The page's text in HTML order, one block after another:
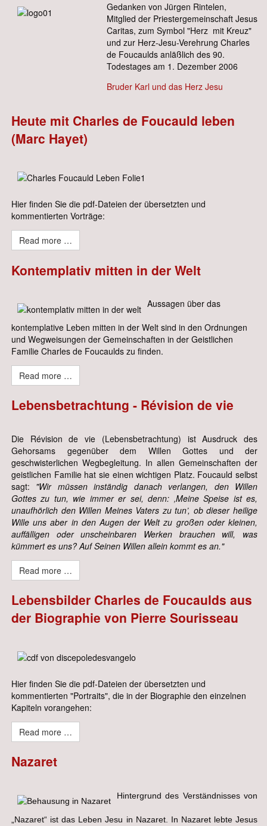
Gedanken von Jürgen Rintelen,
Mitglied der Priestergemeinschaft Jesus
Caritas, zum Symbol "Herz mit Kreuz"
und zur Herz-Jesu-Verehrung Charles
de Foucaulds anläßlich des 90.
Todestages am 1. Dezember 2006
Bruder Karl und das Herz Jesu
Heute mit Charles de Foucauld leben
(Marc Hayet)
Hier finden Sie die pdf-Dateien der übersetzten und
kommentierten Vorträge:
Read more …
Kontemplativ mitten in der Welt
Aussagen über das
kontemplative Leben mitten in der Welt sind in den Ordnungen
und Wegweisungen der Gemeinschaften in der Geistlichen
Familie Charles de Foucaulds zu finden.
Read more …
Lebensbetrachtung - Révision de vie
Die Révision de vie (Lebensbetrachtung) ist Ausdruck des
Gehorsams gegenüber dem Willen Gottes und der
geschwisterlichen Wegbegleitung. In allen Gemeinschaften der
geistlichen Familie hat sie einen wichtigen Platz. Foucauld selbst
sagt: "Wir müssen inständig danach verlangen, den Willen
Gottes zu tun, wie immer er sei, denn: ‚Meine Speise ist es,
unaufhörlich den Willen Meines Vaters zu tun’, ob dieser heilige
Wille uns aber in den Augen der Welt zu großen oder kleinen,
auffälligen oder unscheinbaren Werken brauchen will, was
kümmert es uns? Auf Seinen Willen allein kommt es an."
Read more …
Lebensbilder Charles de Foucaulds aus
der Biographie von Pierre Sourisseau
Hier finden Sie die pdf-Dateien der übersetzten und
kommentierten "Portraits", die in der Biographie den einzelnen
Kapiteln vorangehen:
Read more …
Nazaret
Hintergrund des Verständnisses von
„Nazaret“ ist das Leben Jesu in Nazaret. In Nazaret lebte Jesus